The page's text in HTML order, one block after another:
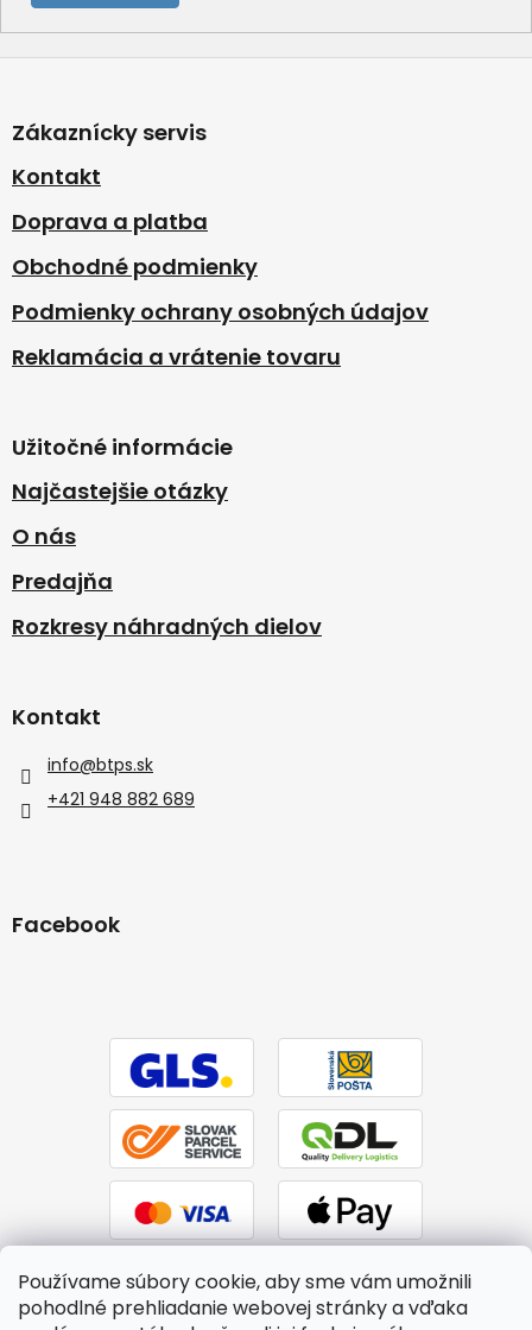
Používame súbory cookie, aby sme vám umožnili
pohodlné prehliadanie webovej stránky a vďaka
u
Z
p
ä
e
Zákaznícky servis
Kontakt
Doprava a platba
Obchodné podmienky
Podmienky ochrany osobných údajov
Reklamácia a vrátenie tovaru
Užitočné informácie
Najčastejšie otázky
O nás
Predajňa
Rozkresy náhradných dielov
Kontakt
info@btps.sk
+421 948 882 689
Facebook